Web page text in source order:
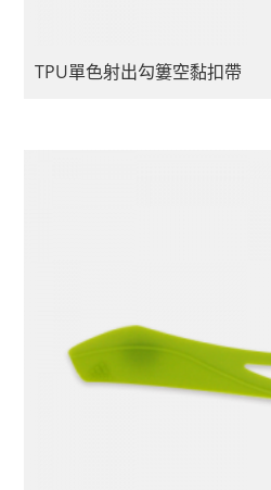
TPU單色射出勾簍空黏扣帶